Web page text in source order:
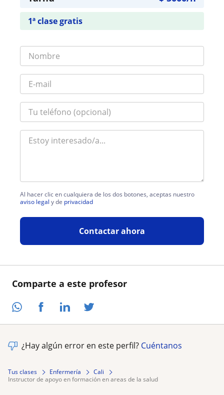
Comparte a este profesor
1ª clase gratis
Al hacer clic en cualquiera de los dos botones, aceptas nuestro
aviso legal y de privacidad
Contactar ahora
¿Hay algún error en este perfil? Cuéntanos
Tus clases Enfermería
Cali
instructor de apoyo en formación en areas de la salud